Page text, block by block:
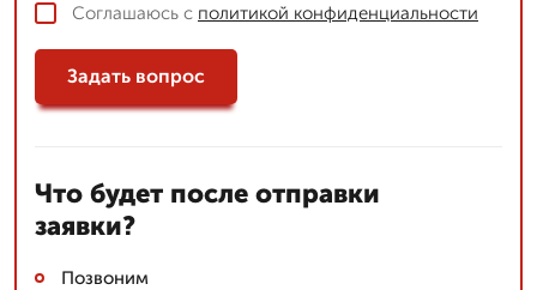
Соглашаюсь с политикой конфиденциальности
Задать вопрос
Что будет после отправки
заявки?
Позвоним